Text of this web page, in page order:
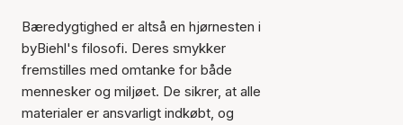
Bæredygtighed er altså en hjørnesten i
byBiehl's filosofi. Deres smykker
fremstilles med omtanke for både
mennesker og miljøet. De sikrer, at alle
materialer er ansvarligt indkøbt, og